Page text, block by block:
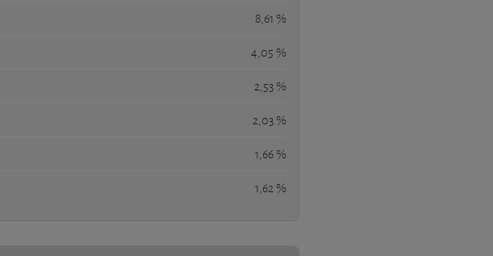
8,61 %
4,05 %
2,53 %
2,03 %
1,66 %
1,62 %